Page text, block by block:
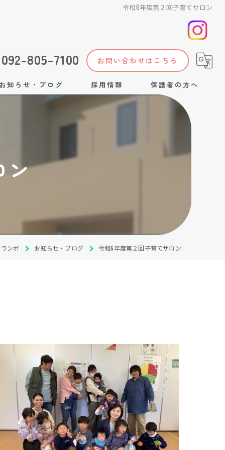
令和6年度第２回子育てサロン
092-805-7100 お問い合わせはこちら
知らせ・ブログ 採用情報 保護者の方へ
ン
ンボ お知らせ・ブログ 令和6年度第２回子育てサロン